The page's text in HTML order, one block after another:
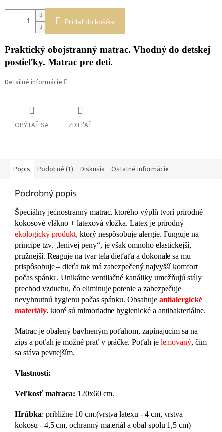
Pridať do košíka
Praktický obojstranný matrac. Vhodný do detskej
postieľky. Matrac pre deti.
Detailné informácie
OPÝTAŤ SA ZDIEĽAŤ
Popis Podobné (1) Diskusia Ostatné informácie
Podrobný popis
Špeciálny jednostranný matrac, ktorého výplň tvoríprírodné
kokosové vlákno + latexová vložka. Latex je prírodný
ekologický produkt, ktorý nespôsobuje alergie. Funguje na
princípe tzv. „lenivej peny“, je však omnoho elastickejší,
pružnejší. Reaguje na tvar tela dieťaťa a dokonale sa mu
prispôsobuje – dieťa tak má zabezpečený najvyšší komfort
počas spánku. Unikátne ventilačné kanáliky umožňujú stály
prechod vzduchu, čo eliminuje potenie a zabezpečuje
nevyhnutnú hygienu počas spánku. Obsahuje antialergické
materiály, ktoré sú mimoriadne hygienické a antibakteriálne.
Matrac je obalený bavlneným poťahom, zapínajúcim sa na
zips a poťah je možné prať v práčke. Poťah je lemovaný, čím
sa stáva pevnejším.
Vlastnosti:
Veľkosť matraca: 120x60 cm.
Hrúbka: približne 10 cm.(vrstva latexu - 4 cm, vrstva
kokosu - 4,5 cm, ochranný materiál a obal spolu 1,5 cm)